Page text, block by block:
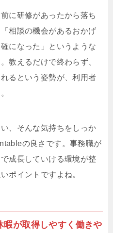
に研修があったから落ち
相談の機会があるおかげ
になった」というような
教えるだけで終わらず、
るという姿勢が、利用者
、そんな気持ちをしっか
の良さです。事務職が
成長していける環境が整
ポイントですよね。
暇が取得しやすく働きや